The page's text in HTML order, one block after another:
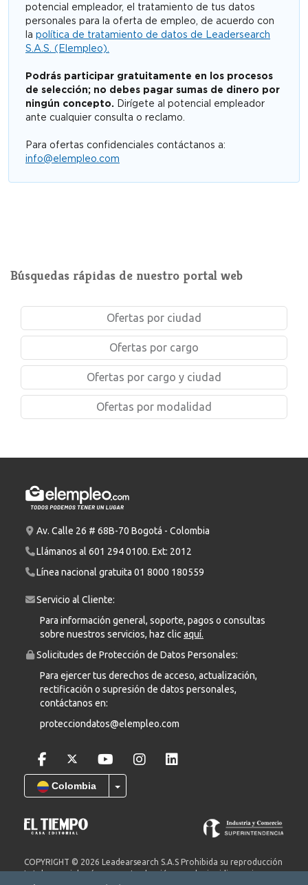
potencial empleador, el tratamiento de tus datos
personales para la oferta de empleo, de acuerdo con
la política de tratamiento de datos de Leadersearch
S.A.S. (Elempleo).
Podrás participar gratuitamente en los procesos
de selección; no debes pagar sumas de dinero por
ningún concepto. Dirígete al potencial empleador
ante cualquier consulta o reclamo.
Para ofertas confidenciales contáctanos a:
info@elempleo.com
Búsquedas rápidas de nuestro portal web
Ofertas por ciudad
Ofertas por cargo
Ofertas por cargo y ciudad
Ofertas por modalidad
Av. Calle 26 # 68B-70 Bogotá - Colombia
Llámanos al 601 294 0100. Ext: 2012
Línea nacional gratuita 01 8000 180559
Servicio al Cliente:
Para información general, soporte, pagos o consultas
sobre nuestros servicios, haz clicaquí.
Solicitudes de Protección de Datos Personales:
Para ejercer tus derechos de acceso, actualización,
rectificación o supresión de datos personales,
contáctanos en:
protecciondatos@elempleo.com
Colombia
COPYRIGHT © 2026 Leadearsearch S.A.S Prohibida su reproducción
total o parcial, así como su traducción a cualquier idioma sin